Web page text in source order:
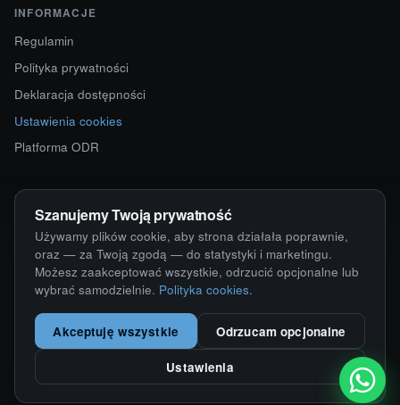
INFORMACJE
Regulamin
Polityka prywatności
Deklaracja dostępności
Ustawienia cookies
Platforma ODR
KONTAKT
ul. Starokościelna 12
63-750 Sulmierzyce
792 171 171 · 791 110 055
alumy@alugum.pl
© 2026 ALU-GUM Sławomir Wizner · NIP 6211676163
KamikStudio
Szanujemy Twoją prywatność
Używamy plików cookie, aby strona działała poprawnie,
oraz — za Twoją zgodą — do statystyki i marketingu.
Możesz zaakceptować wszystkie, odrzucić opcjonalne lub
wybrać samodzielnie. Polityka cookies.
Akceptuję wszystkie Odrzucam opcjonalne
Ustawienia